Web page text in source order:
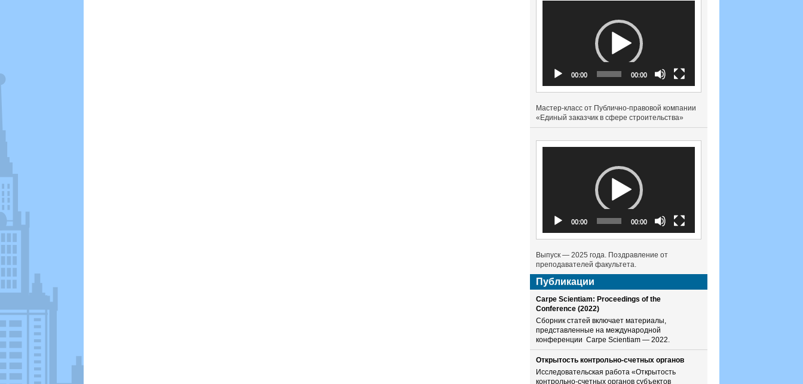
00:00 00:00
Мастер-класс от Публично-правовой компании
«Единый заказчик в сфере строительства»
00:00 00:00
Выпуск — 2025 года. Поздравление от
преподавателей факультета.
Публикации
Carpe Scientiam: Proceedings of the
Conference (2022)
Сборник статей включает материалы,
представленные на международной
конференции Carpe Scientiam — 2022.
Открытость контрольно-счетных органов
Исследовательская работа «Открытость
контрольно-счетных органов субъектов